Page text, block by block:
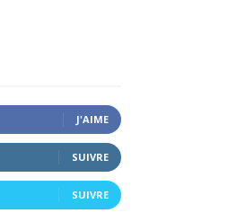
J'AIME
SUIVRE
SUIVRE